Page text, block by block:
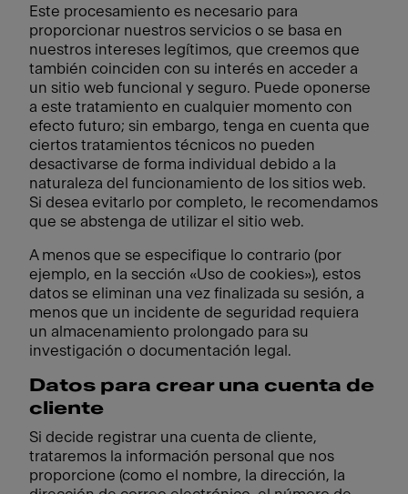
Este procesamiento es necesario para
proporcionar nuestros servicios o se basa en
nuestros intereses legítimos, que creemos que
también coinciden con su interés en acceder a
un sitio web funcional y seguro. Puede oponerse
a este tratamiento en cualquier momento con
efecto futuro; sin embargo, tenga en cuenta que
ciertos tratamientos técnicos no pueden
desactivarse de forma individual debido a la
naturaleza del funcionamiento de los sitios web.
Si desea evitarlo por completo, le recomendamos
que se abstenga de utilizar el sitio web.
A menos que se especifique lo contrario (por
ejemplo, en la sección «Uso de cookies»), estos
datos se eliminan una vez finalizada su sesión, a
menos que un incidente de seguridad requiera
un almacenamiento prolongado para su
investigación o documentación legal.
Datos para crear una cuenta de
cliente
Si decide registrar una cuenta de cliente,
trataremos la información personal que nos
proporcione (como el nombre, la dirección, la